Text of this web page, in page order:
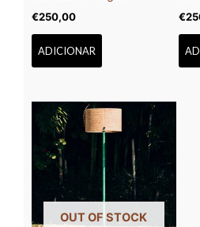
€250,00
ADICIONAR
€
OUT OF STOCK